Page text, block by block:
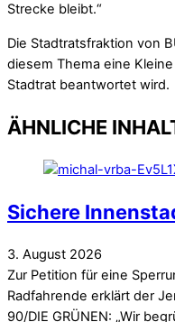
Strecke bleibt.“
Die Stadtratsfraktion von
diesem Thema eine
Stadtrat beantwortet wird.
ÄHNLICHE
Sichere
3. August 2026
Zur Petition für eine
Radfahrende erklärt der
90/DIE GRÜNEN: „Wir